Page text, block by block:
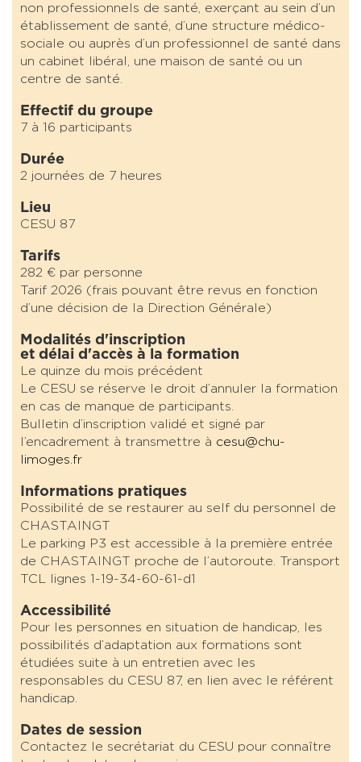
non professionnels de santé, exerçant au sein d’un
établissement de santé, d’une structure médico-
sociale ou auprès d’un professionnel de santé dans
un cabinet libéral, une maison de santé ou un
centre de santé.
Effectif du groupe
7 à 16 participants
Durée
2 journées de 7 heures
Lieu
CESU 87
Tarifs
282 € par personne
Tarif 2026 (frais pouvant être revus en fonction
d’une décision de la Direction Générale)
Modalités d'inscription
et délai d'accès à la formation
Le quinze du mois précédent
Le CESU se réserve le droit d’annuler la formation
en cas de manque de participants.
Bulletin d’inscription validé et signé par
l’encadrement à transmettre à cesu@chu-
limoges.fr
Informations pratiques
Possibilité de se restaurer au self du personnel de
CHASTAINGT
Le parking P3 est accessible à la première entrée
de CHASTAINGT proche de l’autoroute. Transport
TCL lignes 1-19-34-60-61-d1
Accessibilité
Pour les personnes en situation de handicap, les
possibilités d’adaptation aux formations sont
étudiées suite à un entretien avec les
responsables du CESU 87, en lien avec le référent
handicap.
Dates de session
Contactez le secrétariat du CESU pour connaître